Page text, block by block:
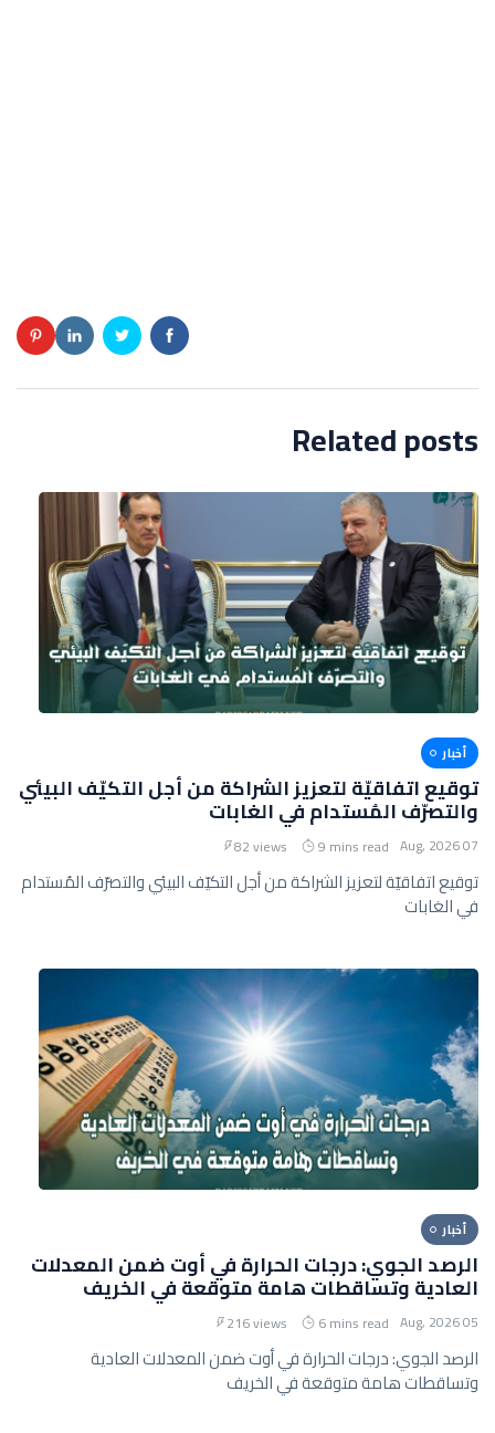
Related posts
أخبار
توقيع اتفاقيّة لتعزيز الشراكة من أجل التكيّف البيئي
والتصرّف المُستدام في الغابات
07 Aug, 2026
9 mins read
82 views
توقيع اتفاقيّة لتعزيز الشراكة من أجل التكيّف البيئي والتصرّف المُستدام
في الغابات
أخبار
الرصد الجوي: درجات الحرارة في أوت ضمن المعدلات
العادية وتساقطات هامة متوقعة في الخريف
05 Aug, 2026
6 mins read
216 views
الرصد الجوي: درجات الحرارة في أوت ضمن المعدلات العادية
وتساقطات هامة متوقعة في الخريف